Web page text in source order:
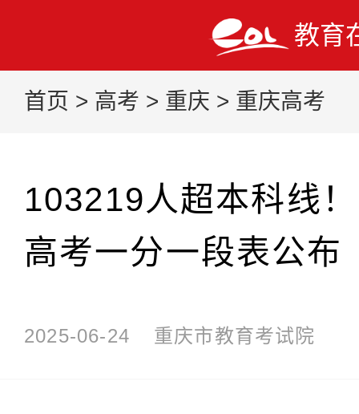
教育
首页 > 高考 > 重庆 > 重庆高考
103219人超本科线
高考一分一段表公布
2025-06-24 重庆市教育考试院